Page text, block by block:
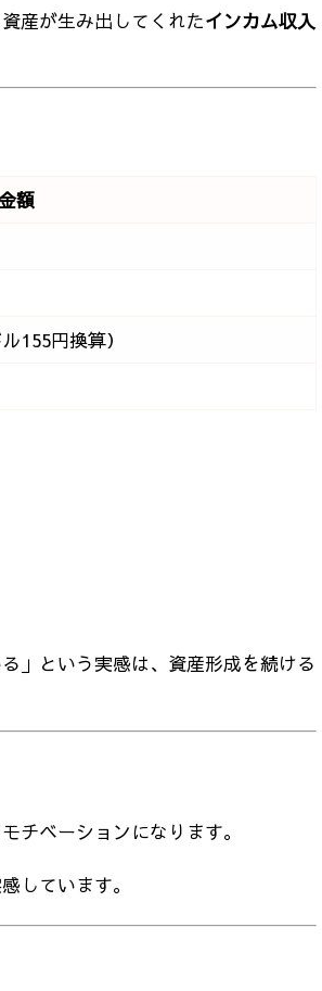
産が生み出してくれたインカム収入
額
155円換算）
」という実感は、資産形成を続ける
チベーションになります。
しています。